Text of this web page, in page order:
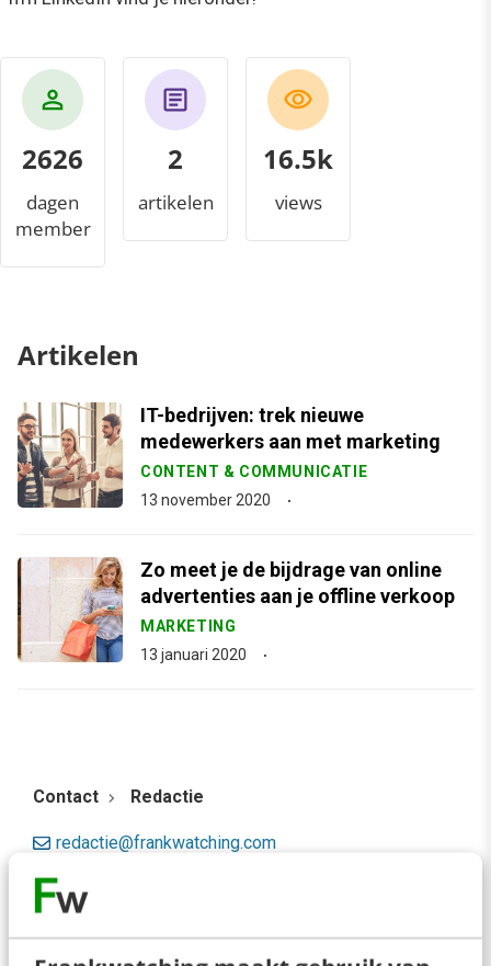
2626
dagen
member
2
artikelen
17.1k
views
Artikelen
IT-bedrijven: trek nieuwe
medewerkers aan met marketing
CONTENT & COMMUNICATIE
13 november 2020
Zo meet je de bijdrage van online
advertenties aan je offline verkoop
MARKETING
13 januari 2020
Contact Redactie
redactie@frankwatching.com
+31 30 200 1045
Tarieven
Meer contactopties